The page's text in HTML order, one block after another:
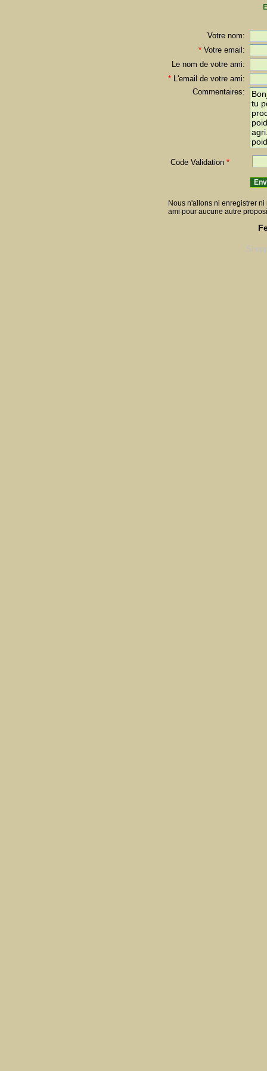
Votre nom:
*Votre email:
Le nom de votre ami:
*L'email de votre ami:
Commentaires:
Code Validation *
Nous n'allons ni enregistrer
ami pour aucune autre